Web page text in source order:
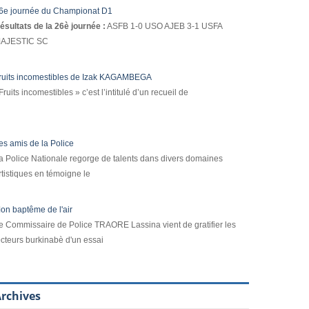
journée du Championat D1
de la 26è journée : ASFB 1-0 USO AJEB 3-1 USFA
SC
incomestibles de Izak KAGAMBEGA
incomestibles » c’est l’intitulé d’un recueil de
amis de la Police
Police Nationale regorge de talents dans divers domaines
en témoigne le
baptême de l'air
Commissaire de Police TRAORE Lassina vient de gratifier les
burkinabè d'un essai